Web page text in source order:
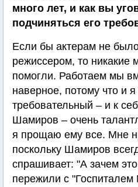
много лет, и как вы
подчиняться его
Если бы актерам не
режиссером, то никакие
помогли. Работаем мы
наверное, потому что и я
требовательный – и к
Шамиров – очень
я прощаю ему все. Мне
поскольку Шамиров
спрашивает: "А зачем
пережили с